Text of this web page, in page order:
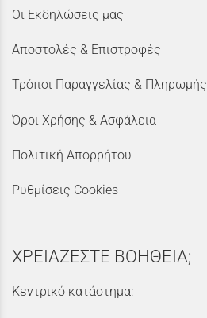
Οι Εκδηλώσεις μας
Αποστολές & Επιστροφές
Τρόποι Παραγγελίας & Πληρωμής
Όροι Χρήσης & Ασφάλεια
Πολιτική Απορρήτου
Ρυθμίσεις Cookies
ΧΡΕΙΑΖΕΣΤΕ ΒΟΗΘΕΙΑ;
Κεντρικό κατάστημα: